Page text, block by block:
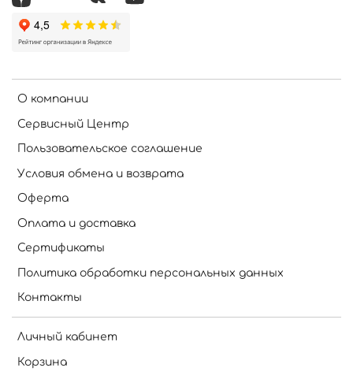
О компании
Сервисный Центр
Пользовательское соглашение
Условия обмена и возврата
Оферта
Оплата и доставка
Сертификаты
Политика обработки персональных данных
Контакты
Личный кабинет
Корзина